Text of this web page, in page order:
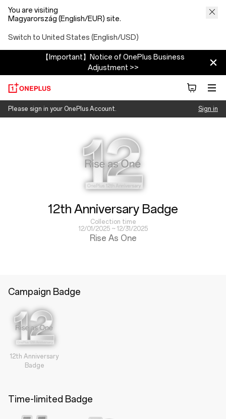
You are visiting
Magyarország (English/EUR) site.
Switch to United States (English/USD)
【Important】Notice of OnePlus Business
Adjustment >>
OnePlus
Please sign in your OnePlus Account. Sign in
12th Anniversary Badge
Collection time
12/01/2025 ~ 12/31/2025
Rise As One
12/01/2025 ~ 12/31/2025
Campaign Badge
12th Anniversary
Badge
Time-limited Badge